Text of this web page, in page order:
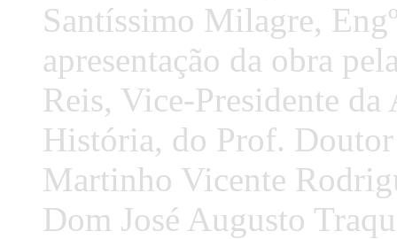
Santíssimo Milagre,
apresentação da obra
Reis, Vice-Presidente da
História, do Prof.
Martinho Vicente
Dom José Augusto